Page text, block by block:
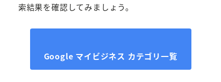
索結果を確認してみましょう。
Google マイビジネス カテゴリ一覧